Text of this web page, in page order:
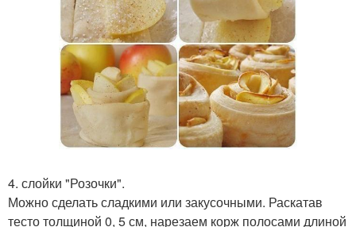
4. слойки "Розочки".
Можно сделать сладкими или закусочными. Раскатав
тесто толщиной 0, 5 см, нарезаем корж полосами длиной